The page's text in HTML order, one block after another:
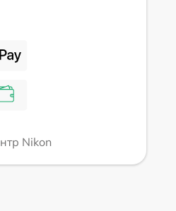
Nikon